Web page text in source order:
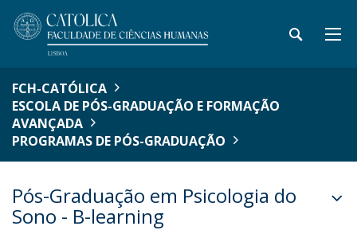
FCH-CATÓLICA
ESCOLA DE PÓS-GRADUAÇÃO E FORMAÇÃO
AVANÇADA
PROGRAMAS DE PÓS-GRADUAÇÃO
Pós-Graduação em Psicologia do
Sono - B-learning